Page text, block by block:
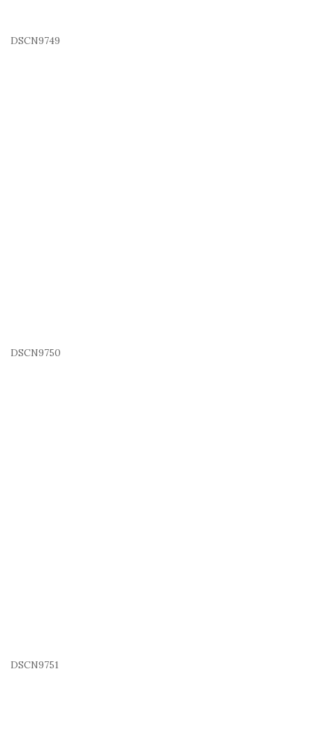
DSCN9749
DSCN9750
DSCN9751